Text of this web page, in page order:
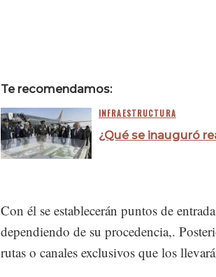
Te recomendamos:
INFRAESTRUCTURA
¿Qué se inauguró
Con él se establecerán puntos de
dependiendo de su procedencia,.
rutas o canales exclusivos que los